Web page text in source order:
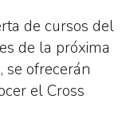
de cursos del
de la próxima
se ofrecerán
el Cross